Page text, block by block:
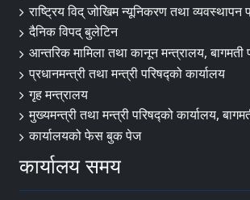
राष्ट्रिय विद् जोखिम न्यूनिकरण तथा व्यवस्थापन
दैनिक विपद् बुलेटिन
आन्तरिक मामिला तथा कानून मन्त्रालय, बागमती
प्रधानमन्त्री तथा मन्त्री परिषद्को कार्यालय
गृह मन्त्रालय
मुख्यमन्त्री तथा मन्त्री परिषद्को कार्यालय,
कार्यालयको फेस बुक पेज
कार्यालय समय